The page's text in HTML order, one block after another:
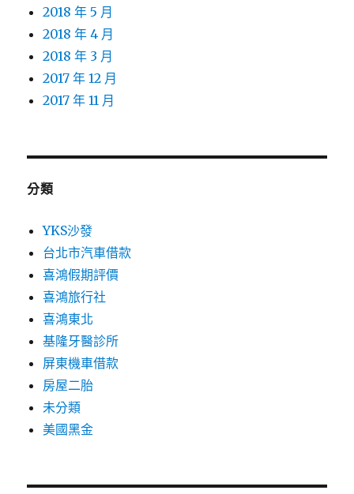
2018 年 5 月
2018 年 4 月
2018 年 3 月
2017 年 12 月
2017 年 11 月
分類
YKS沙發
台北市汽車借款
喜鴻假期評價
喜鴻旅行社
喜鴻東北
基隆牙醫診所
屏東機車借款
房屋二胎
未分類
美國黑金